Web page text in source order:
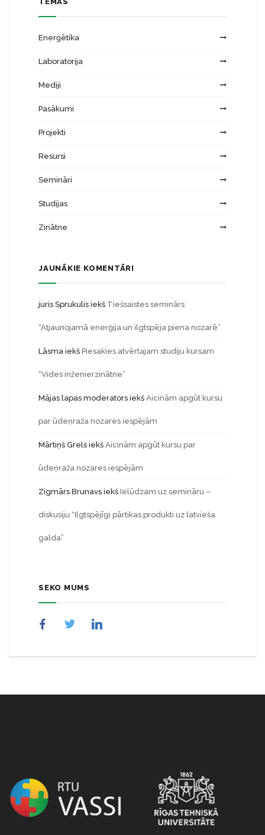
Enerģētika
Laboratorija
Mediji
Pasākumi
Projekti
Resursi
Semināri
Studijas
Zinātne
JAUNĀKIE KOMENTĀRI
juris Sprukulis iekš Tiešsaistes seminārs
“Atjaunojamā enerģija un ilgtspēja piena nozarē”
Lāsma iekš Piesakies atvērtajam studiju kursam
“Vides inženierzinātne”
Mājas lapas moderators iekš Aicinām apgūt kursu
par ūdeņraža nozares iespējām
Mārtiņš Grels iekš Aicinām apgūt kursu par
ūdeņraža nozares iespējām
Zigmārs Brunavs iekš Ielūdzam uz semināru –
diskusiju “Ilgtspējīgi pārtikas produkti uz latvieša
galda”
SEKO MUMS